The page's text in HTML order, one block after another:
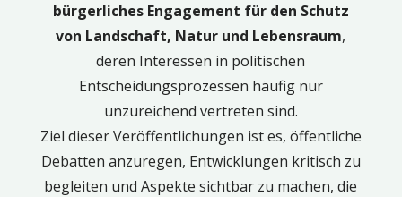
bürgerliches Engagement für den Schutz
von Landschaft, Natur und Lebensraum,
deren Interessen in politischen
Entscheidungsprozessen häufig nur
unzureichend vertreten sind.
Ziel dieser Veröffentlichungen ist es, öffentliche
Debatten anzuregen, Entwicklungen kritisch zu
begleiten und Aspekte sichtbar zu machen, die